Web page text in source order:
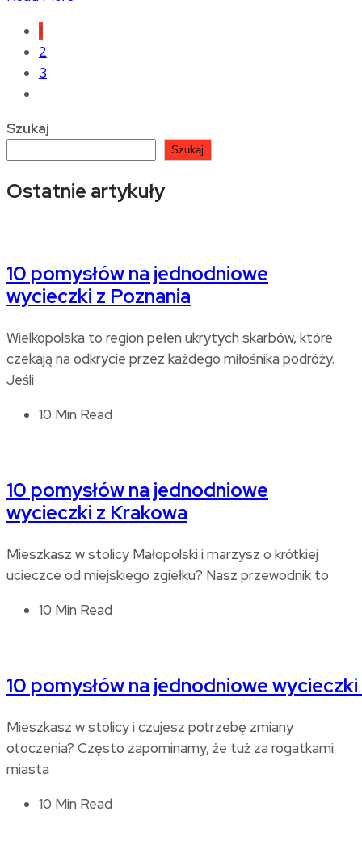
1
2
3
Szukaj
Szukaj
Ostatnie artykuły
10 pomysłów na jednodniowe
wycieczki z Poznania
Wielkopolska to region pełen ukrytych skarbów, które
czekają na odkrycie przez każdego miłośnika podróży.
Jeśli
10 Min Read
10 pomysłów na jednodniowe
wycieczki z Krakowa
Mieszkasz w stolicy Małopolski i marzysz o krótkiej
ucieczce od miejskiego zgiełku? Nasz przewodnik to
10 Min Read
10 pomysłów na jednodniowe
Mieszkasz w stolicy i czujesz potrzebę zmiany
otoczenia? Często zapominamy, że tuż za rogatkami
miasta
10 Min Read